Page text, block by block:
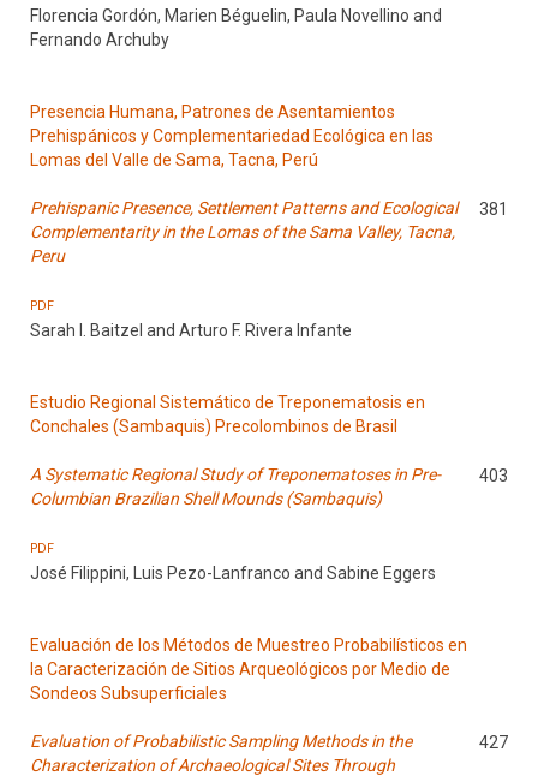
Florencia Gordón, Marien Béguelin, Paula Novellino and
Fernando Archuby
Presencia Humana, Patrones de Asentamientos
Prehispánicos y Complementariedad Ecológica en las
Lomas del Valle de Sama, Tacna, Perú
Prehispanic Presence, Settlement Patterns and Ecological
Complementarity in the Lomas of the Sama Valley, Tacna,
Peru
381
PDF
Sarah I. Baitzel and Arturo F. Rivera Infante
Estudio Regional Sistemático de Treponematosis en
Conchales (Sambaquis) Precolombinos de Brasil
A Systematic Regional Study of Treponematoses in Pre-
Columbian Brazilian Shell Mounds (Sambaquis)
403
PDF
José Filippini, Luis Pezo-Lanfranco and Sabine Eggers
Evaluación de los Métodos de Muestreo Probabilísticos en
la Caracterización de Sitios Arqueológicos por Medio de
Sondeos Subsuperficiales
Evaluation of Probabilistic Sampling Methods in the
Characterization of Archaeological Sites Through
427